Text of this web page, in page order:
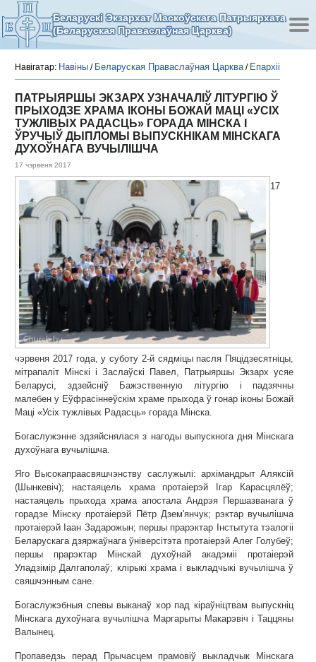
Беларускі Экзархат Маскоўскага Патрыярхата
(Беларуская Праваслаўная Царква)
Навігатар: Навіны / Беларуская Праваслаўная Царква/ Епархіі
ПАТРЫЯРШЫ ЭКЗАРХ УЗНАЧАЛІЎ ЛІТУРГІЮ Ў
ПРЫХОДЗЕ ХРАМА ІКОНЫ БОЖАЙ МАЦІ «УСІХ
ТУЖЛІВЫХ РАДАСЦЬ» ГОРАДА МІНСКА І
ЎРУЧЫЎ ДЫПЛОМЫ ВЫПУСКНІКАМ МІНСКАГА
ДУХОЎНАГА ВУЧЫЛІШЧА
17 чэрвеня 2017
17
чэрвеня 2017 года, у суботу 2-й сядміцы пасля Пяцідзесятніцы,
мітрапаліт Мінскі і Заслаўскі Павел, Патрыяршы Экзарх усяе
Беларусі, здзейсніў Бажэственную літургію і падзячны
малебен у Еўфрасіннеўскім храме прыхода ў гонар іконы Божай
Маці «Усіх тужлівых Радасць» горада Мінска.
Богаслужэнне здзяйснялася з нагоды выпускнога дня Мінскага
духоўнага вучылішча.
Яго Высокапраасвяшчэнству саслужылі: архімандрыт Аляксій
(Шынкевіч); настаяцель храма протаіерэй Ігар Карасцялёў;
настаяцель прыхода храма апостала Андрэя Першазванага ў
горадзе Мінску протаіерэй Пётр Дзем'янчук; рэктар вучылішча
протаіерэй Іаан Задарожын; першы прарэктар Інстытута тэалогіі
Беларускага дзяржаўнага ўніверсітэта протаіерэй Алег Голубеў;
першы прарэктар Мінскай духоўнай акадэміі протаіерэй
Уладзімір Далгаполаў; клірыкі храма і выкладчыкі вучылішча ў
свяшчэнным сане.
Богаслужэбныя спевы выканаў хор пад кіраўніцтвам выпускніц
Мінскага духоўнага вучылішча Маргарыты Макарэвіч і Таццяны
Валынец.
Пропаведзь перад Прычасцем прамовіў выкладчык Мінскага